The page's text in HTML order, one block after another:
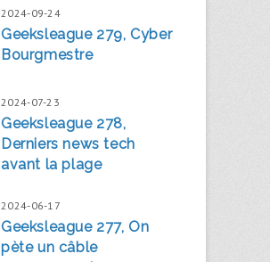
2024-09-24
Geeksleague 279, Cyber
Bourgmestre
2024-07-23
Geeksleague 278,
Derniers news tech
avant la plage
2024-06-17
Geeksleague 277, On
pète un câble